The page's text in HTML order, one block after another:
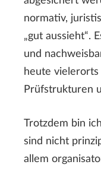
normativ,
„gut aussieht“.
und
heute vielerorts
Prüfstrukturen
Trotzdem bin
sind nicht
allem